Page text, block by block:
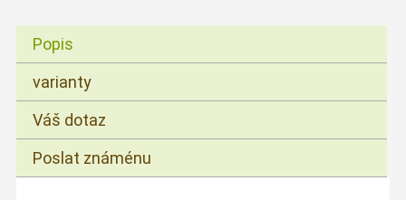
Popis
varianty
Váš dotaz
Poslat známénu